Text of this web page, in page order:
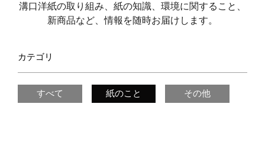
- 会社概要
事業内容
溝口洋紙の取り組み、紙の知識、環境に関すること、
新商品など、情報を随時お届けします。
カテゴリ
すべて 紙のこと その他